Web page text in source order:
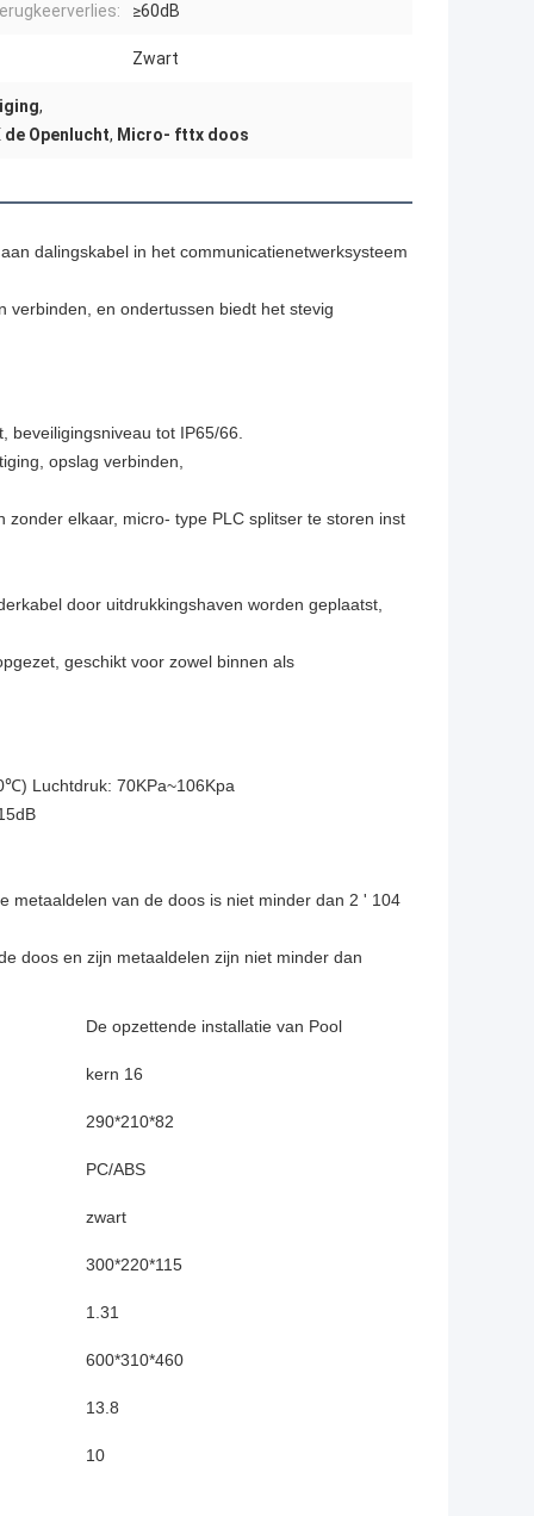
≥60dB
Zwart
,
Openlucht, Micro- fttx doos
dalingskabel in het communicatienetwerksysteem
verbinden, en ondertussen biedt het stevig
beveiligingsniveau tot IP65/66.
opslag verbinden,
elkaar, micro- type PLC splitser te storen inst
door uitdrukkingshaven worden geplaatst,
geschikt voor zowel binnen als
Luchtdruk: 70KPa~106Kpa
metaaldelen van de doos is niet minder dan 2 ' 104
doos en zijn metaaldelen zijn niet minder dan
De opzettende installatie van Pool
kern 16
290*210*82
PC/ABS
zwart
300*220*115
1.31
600*310*460
13.8
10